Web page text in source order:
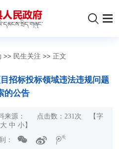
>> 民生关注 >> 正文
招标投标领域违法违规问题
的公告
来源： 点击数： 231 次
【字
大 中 小】
：